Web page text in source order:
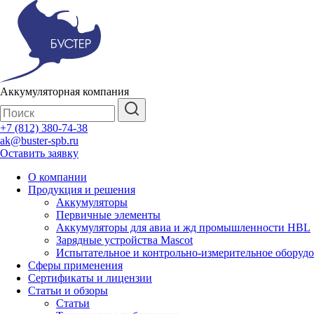
Аккумуляторная компания
+7 (812) 380-74-38
ak@buster-spb.ru
Оставить заявку
О компании
Продукция и решения
Аккумуляторы
Первичные элементы
Аккумуляторы для авиа и жд промышленности HBL
Зарядные устройства Mascot
Испытательное и контрольно-измерительное
Сферы применения
Сертификаты и лицензии
Статьи и обзоры
Статьи